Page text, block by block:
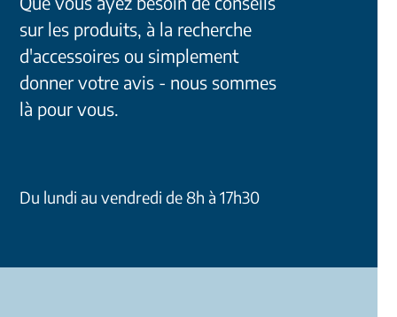
sur les produits, à la recherche
d'accessoires ou simplement
donner votre avis - nous sommes
là pour vous.
Du lundi au vendredi de 8h à 17h30